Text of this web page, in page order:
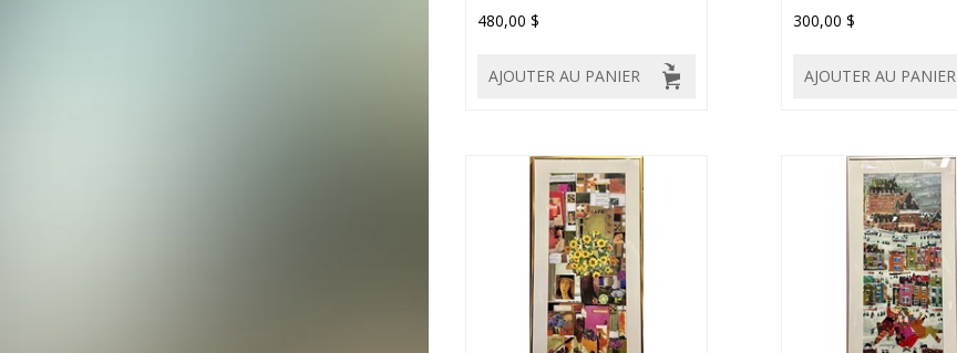
480,00 $
AJOUTER AU PANIER
300,00 $
AJOUTER AU PANIER